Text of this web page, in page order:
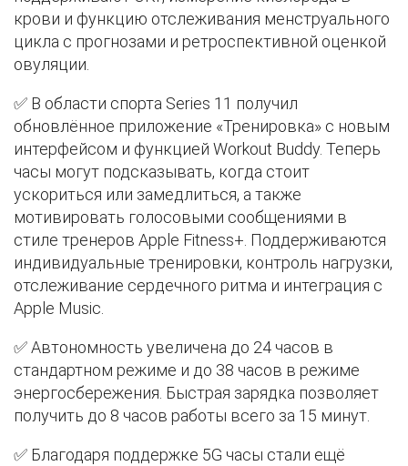
крови и функцию отслеживания менструального
цикла с прогнозами и ретроспективной оценкой
овуляции.
✅ В области спорта Series 11 получил
обновлённое приложение «Тренировка» с новым
интерфейсом и функцией Workout Buddy. Теперь
часы могут подсказывать, когда стоит
ускориться или замедлиться, а также
мотивировать голосовыми сообщениями в
стиле тренеров Apple Fitness+. Поддерживаются
индивидуальные тренировки, контроль нагрузки,
отслеживание сердечного ритма и интеграция с
Apple Music.
✅ Автономность увеличена до 24 часов в
стандартном режиме и до 38 часов в режиме
энергосбережения. Быстрая зарядка позволяет
получить до 8 часов работы всего за 15 минут.
✅ Благодаря поддержке 5G часы стали ещё